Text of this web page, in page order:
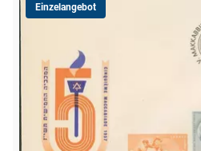
Einzelangebot